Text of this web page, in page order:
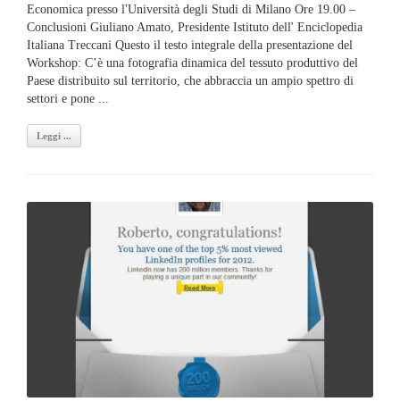
Economica presso l'Università degli Studi di Milano Ore 19.00 –
Conclusioni Giuliano Amato, Presidente Istituto dell' Enciclopedia
Italiana Treccani Questo il testo integrale della presentazione del
Workshop: C’è una fotografia dinamica del tessuto produttivo del
Paese distribuito sul territorio, che abbraccia un ampio spettro di
settori e pone ...
Leggi ...